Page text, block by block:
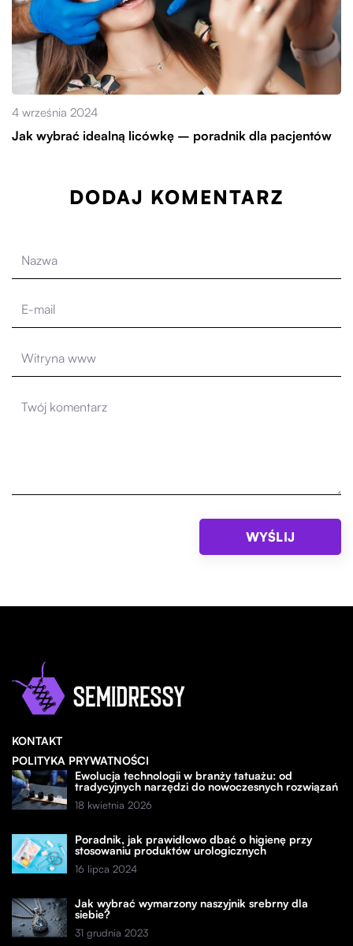
4 września 2024
Jak wybrać idealną licówkę – poradnik dla pacjentów
DODAJ KOMENTARZ
KONTAKT
POLITYKA PRYWATNOŚCI
Ewolucja technologii w branży tatuażu: od
tradycyjnych narzędzi do nowoczesnych rozwiązań
18 kwietnia 2026
Poradnik, jak prawidłowo dbać o higienę przy
stosowaniu produktów urologicznych
16 lipca 2024
Jak wybrać wymarzony naszyjnik srebrny dla
siebie?
31 grudnia 2023